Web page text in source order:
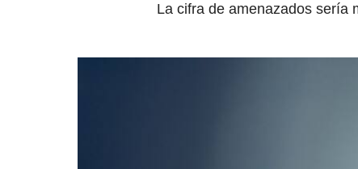
La cifra de amenazados sería